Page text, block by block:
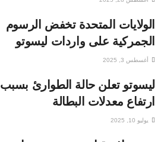
الولايات المتحدة تخفض الرسوم
الجمركية على واردات ليسوتو
أغسطس 3, 2025
ليسوتو تعلن حالة الطوارئ بسبب
ارتفاع معدلات البطالة
يوليو 10, 2025